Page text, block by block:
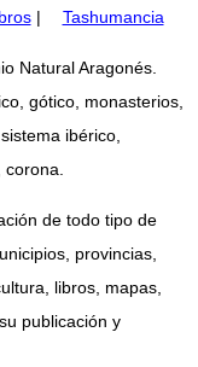
| Tashumancia
Natural Aragonés.
gótico, monasterios,
ibérico,
de todo tipo de
provincias,
libros, mapas,
publicación y